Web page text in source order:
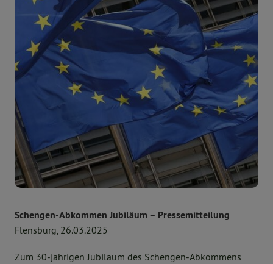
Schengen-Abkommen Jubiläum – Pressemitteilung
Flensburg, 26.03.2025
Zum 30-jährigen Jubiläum des Schengen-Abkommens